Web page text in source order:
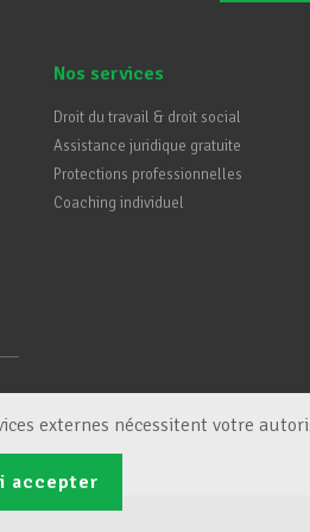
Nos services
Droit du travail & droit social
Assistance juridique gratuite
Protections professionnelles
Coaching individuel
externes nécessitent votre
accepter